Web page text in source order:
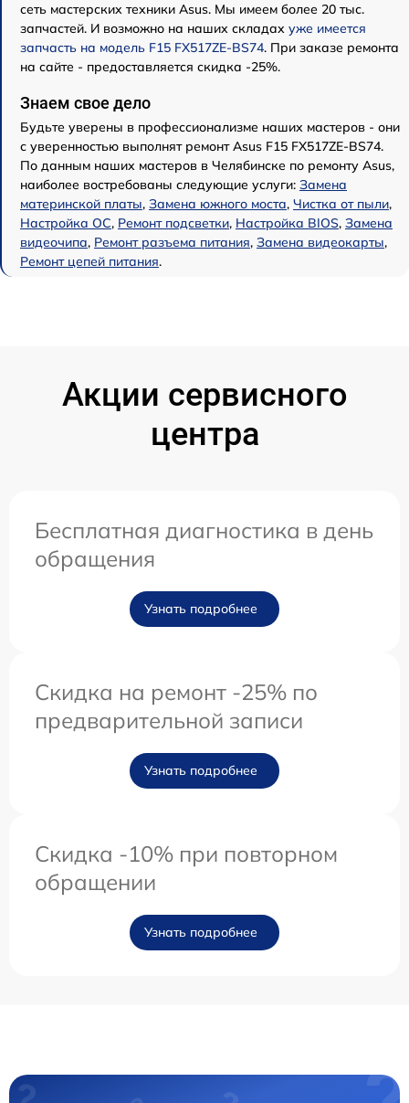
сеть мастерских техники Asus. Мы имеем более 20 тыс.
запчастей. И возможно на наших складах уже имеется
запчасть на модель F15 FX517ZE-BS74. При заказе ремонта
на сайте - предоставляется скидка -25%.
Знаем свое дело
Будьте уверены в профессионализме наших мастеров - они
с уверенностью выполнят ремонт Asus F15 FX517ZE-BS74.
По данным наших мастеров в Челябинске по ремонту Asus,
наиболее востребованы следующие услуги: Замена
материнской платы, Замена южного моста, Чистка от пыли,
Настройка ОС, Ремонт подсветки, Настройка BIOS, Замена
видеочипа, Ремонт разъема питания, Замена видеокарты,
Ремонт цепей питания.
Акции сервисного
центра
Бесплатная диагностика в день
обращения
Узнать подробнее
Скидка на ремонт -25% по
предварительной записи
Узнать подробнее
Скидка -10% при повторном
обращении
Узнать подробнее